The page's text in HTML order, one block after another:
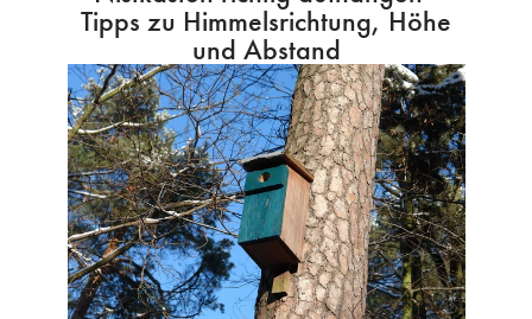
Tipps zu Himmelsrichtung, Höhe
und Abstand